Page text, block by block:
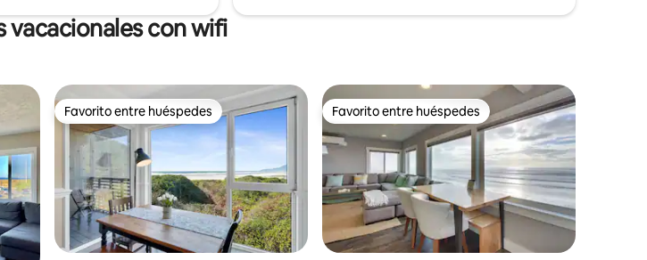
vacacionales con wifi
Favorito entre huéspedes
Favorito entre huéspedes Favorito entre huéspedes
Favorito entre huéspedes